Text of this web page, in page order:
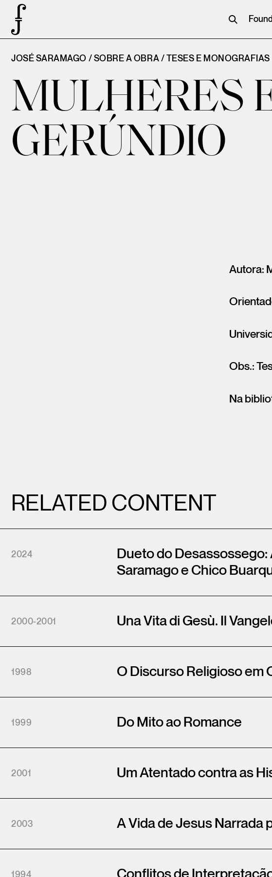
JOSÉ SARAMAGO / SOBRE A OBRA / TESES E MONOGRAFIAS
MULHERES
GERÚNDIO
Autora:
Obs.:
Na
RELATED CONTENT
Dueto do
Saramago e Chico
2024
Una Vita di Gesù. Il
2000-2001
O Discurso Religioso em
1998
Do Mito ao Romance
1999
Um Atentado contra as
2001
A Vida de Jesus Narrada
2003
1994